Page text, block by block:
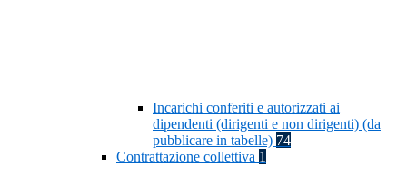
Incarichi conferiti e autorizzati ai
dipendenti (dirigenti e non dirigenti) (da
pubblicare in tabelle) 74
Contrattazione collettiva 1